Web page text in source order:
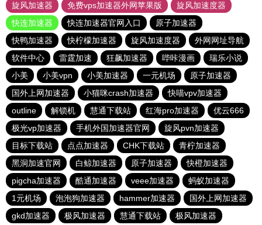
旋风加速器
免费vps加速器外网苹果版
旋风加速度器
快连加速器
快连加速器官网入口
原子加速器
快鸭加速器
快柠檬加速器 旋风加速度器
外网网址导航
软件中心
雷霆加速 狂飙加速器 哔咔漫画
瑞乐小说
小美
小美vpn 小美加速器 一元机场
原子加速器
国外上网加速器
小猫咪crash加速器
快喵vpv加速器
outline
解锁机 慧通下载站 红海pro加速器
优云666
极光vp加速器
手机外国加速器官网
旋风pvn加速器
目标下载站
点点加速器 CHK下载站
青柠加速器
黑洞加速官网
白鲸加速器 原子加速器
快橙加速器
pigcha加速器
酷通加速器 veee加速器
蚂蚁加速器
1元机场
泡泡狗加速器 hammer加速器
国外上网加速器
gkd加速器
极风加速器 慧通下载站 极风加速器